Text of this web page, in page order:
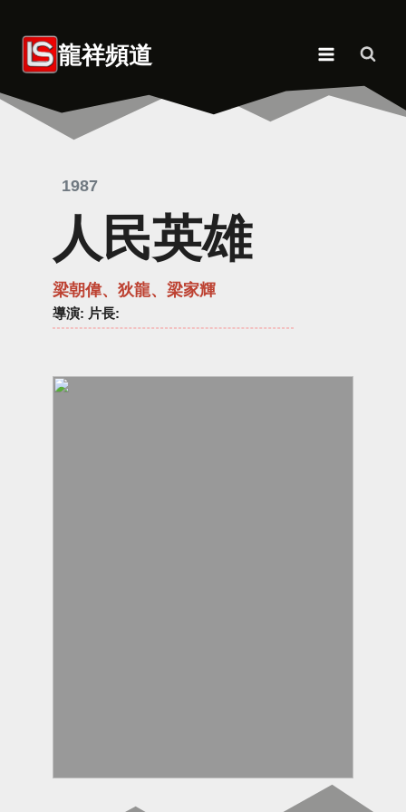
content 龍祥頻道
1987
人民英雄
梁朝偉、狄龍、梁家輝
導演: 片長: